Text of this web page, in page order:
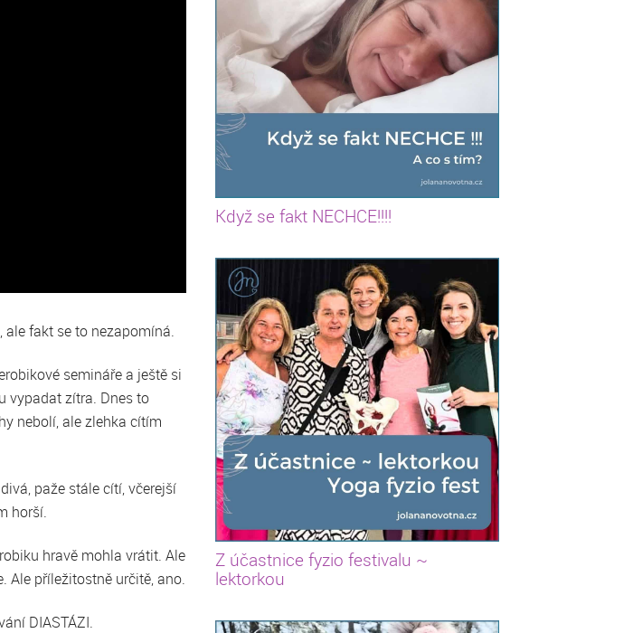
fakt se to nezapomíná.
semináře a ještě si
vypadat zítra. Dnes to
nebolí, ale zlehka cítím
paže stále cítí, včerejší
horší.
hravě mohla vrátit. Ale
Ale příležitostně určitě, ano.
DIASTÁZI.
Když se fakt NECHCE!!!!
Z účastnice fyzio festivalu ~
lektorkou